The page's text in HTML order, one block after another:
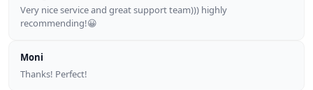
Very nice service and great support team))) highly
recommending!😀
Moni
Thanks! Perfect!